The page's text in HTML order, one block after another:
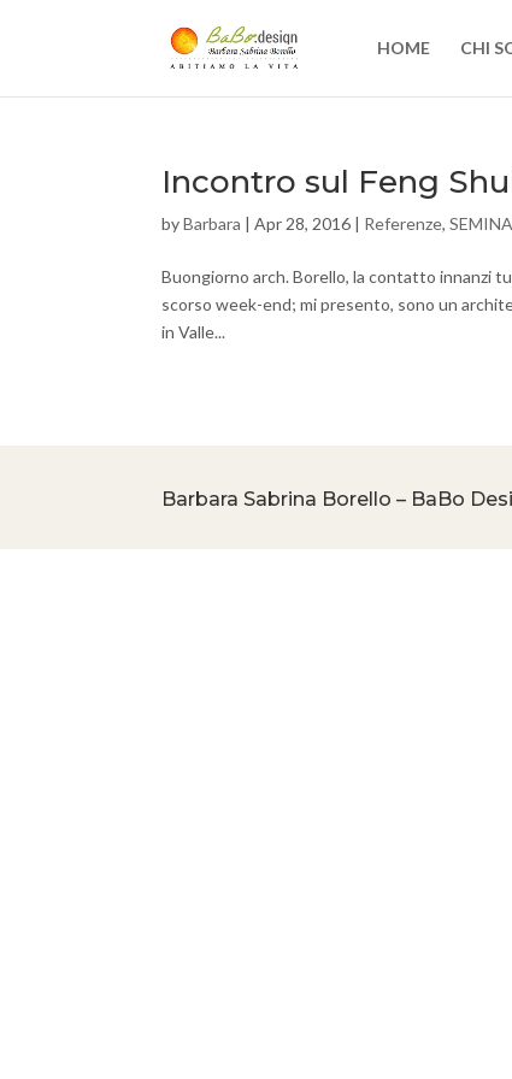
HOME CHI
Incontro sul Feng
byBarbara |Apr 28, 2016 | Referenze,
Buongiorno arch. Borello, la contatto innanzi
scorso week-end; mi presento, sono un
in Valle...
Barbara Sabrina Borello – BaBo